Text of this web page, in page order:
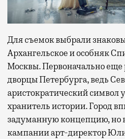
Для съемок выбрали
Архангельское и особняк
Москвы. Первоначально еще
дворцы Петербурга, ведь
аристократический символ
хранитель истории. Город
задуманную концепцию, но
кампании арт-директор